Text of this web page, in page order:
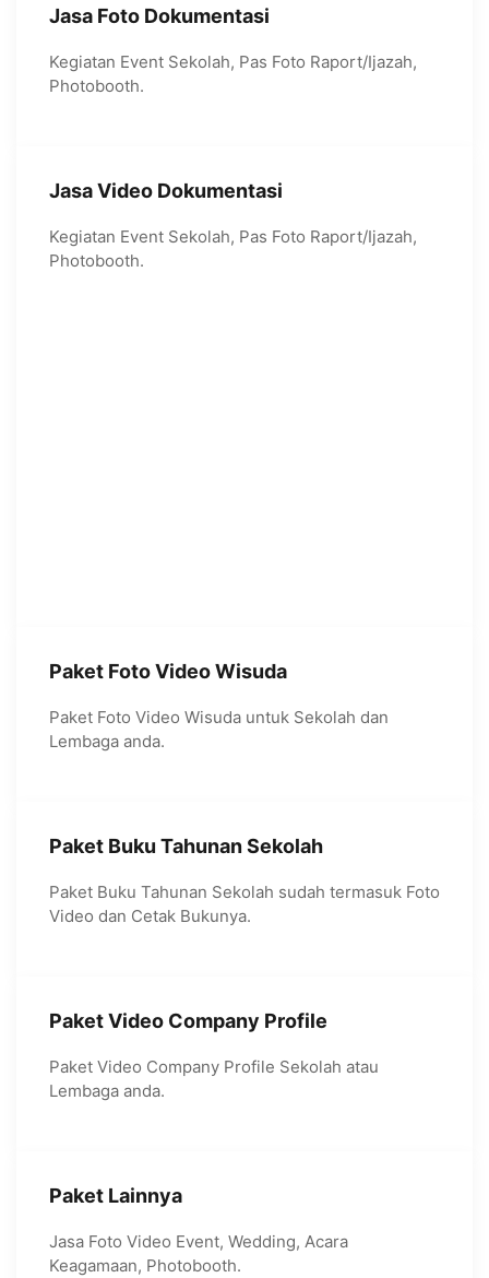
Jasa Foto Dokumentasi
Kegiatan Event Sekolah, Pas Foto Raport/Ijazah,
Photobooth.
Jasa Video Dokumentasi
Kegiatan Event Sekolah, Pas Foto Raport/Ijazah,
Photobooth.
Paket Foto Video Wisuda
Paket Foto Video Wisuda untuk Sekolah dan
Lembaga anda.
Paket Buku Tahunan Sekolah
Paket Buku Tahunan Sekolah sudah termasuk Foto
Video dan Cetak Bukunya.
Paket Video Company Profile
Paket Video Company Profile Sekolah atau
Lembaga anda.
Paket Lainnya
Jasa Foto Video Event, Wedding, Acara
Keagamaan, Photobooth.